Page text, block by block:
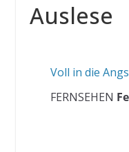
Auslese
Voll in die
FERNSEHEN